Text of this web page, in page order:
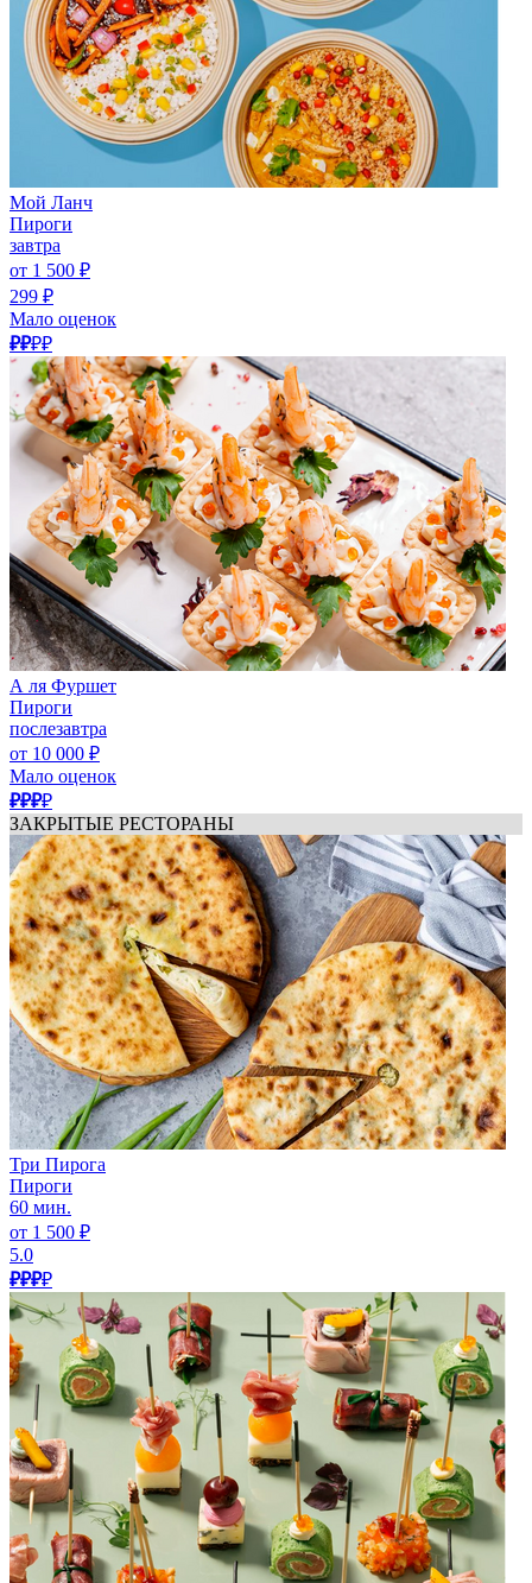
Мой Ланч
Пироги
завтра
от 1 500 ₽
299 ₽
Мало оценок
₽₽₽₽
А ля Фуршет
Пироги
послезавтра
от 10 000 ₽
Мало оценок
₽₽₽₽
ЗАКРЫТЫЕ РЕСТОРАНЫ
Три Пирога
Пироги
60 мин.
от 1 500 ₽
5.0
₽₽₽₽